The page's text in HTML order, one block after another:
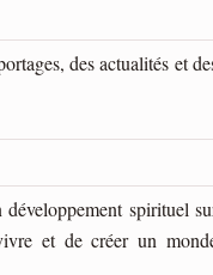
des actualités et
spirituel
et de créer un